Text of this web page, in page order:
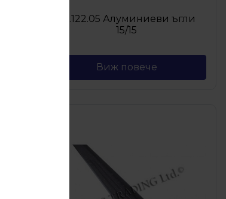
27.122.05 Алуминиеви ъгли
15/15
Виж повече